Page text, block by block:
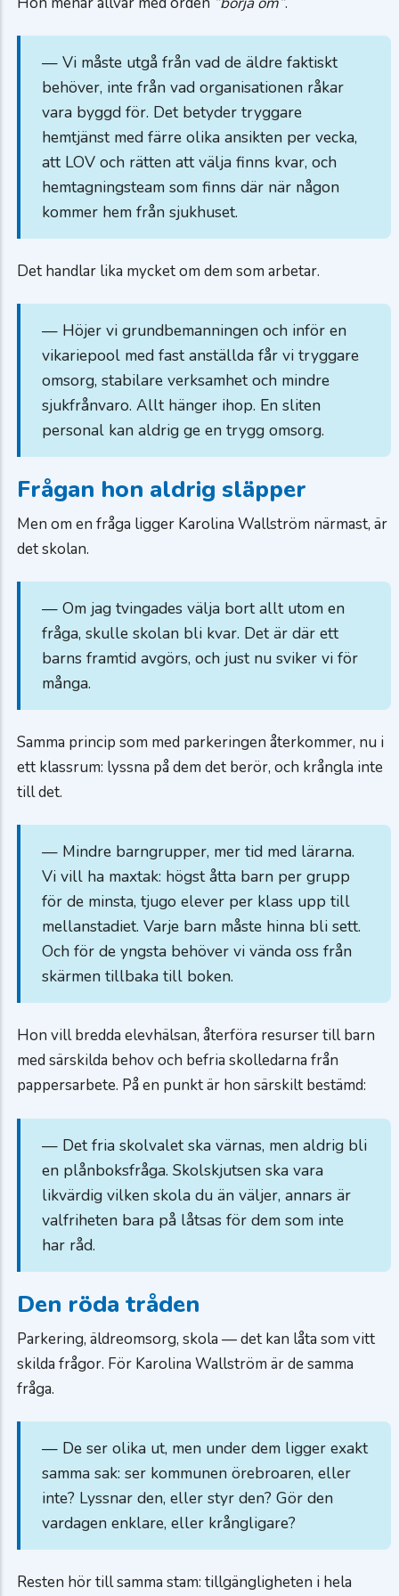
— Vi måste utgå från vad de äldre faktiskt
behöver, inte från vad organisationen råkar
vara byggd för. Det betyder tryggare
hemtjänst med färre olika ansikten per vecka,
att LOV och rätten att välja finns kvar, och
hemtagningsteam som finns där när någon
kommer hem från sjukhuset.
Det handlar lika mycket om dem som arbetar.
— Höjer vi grundbemanningen och inför en
vikariepool med fast anställda får vi tryggare
omsorg, stabilare verksamhet och mindre
sjukfrånvaro. Allt hänger ihop. En sliten
personal kan aldrig ge en trygg omsorg.
Frågan hon aldrig släpper
Men om en fråga ligger Karolina Wallström närmast, är
det skolan.
— Om jag tvingades välja bort allt utom en
fråga, skulle skolan bli kvar. Det är där ett
barns framtid avgörs, och just nu sviker vi för
många.
Samma princip som med parkeringen återkommer, nu i
ett klassrum: lyssna på dem det berör, och krångla inte
till det.
— Mindre barngrupper, mer tid med lärarna.
Vi vill ha maxtak: högst åtta barn per grupp
för de minsta, tjugo elever per klass upp till
mellanstadiet. Varje barn måste hinna bli sett.
Och för de yngsta behöver vi vända oss från
skärmen tillbaka till boken.
Hon vill bredda elevhälsan, återföra resurser till barn
med särskilda behov och befria skolledarna från
pappersarbete. På en punkt är hon särskilt bestämd:
— Det fria skolvalet ska värnas, men aldrig bli
en plånboksfråga. Skolskjutsen ska vara
likvärdig vilken skola du än väljer, annars är
valfriheten bara på låtsas för dem som inte
har råd.
Den röda tråden
Parkering, äldreomsorg, skola — det kan låta som vitt
skilda frågor. För Karolina Wallström är de samma
fråga.
— De ser olika ut, men under dem ligger exakt
samma sak: ser kommunen örebroaren, eller
inte? Lyssnar den, eller styr den? Gör den
vardagen enklare, eller krångligare?
Resten hör till samma stam: tillgängligheten i hela